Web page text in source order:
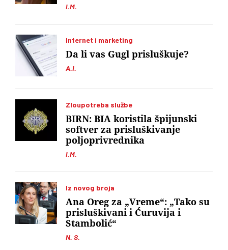
I.M.
Internet i marketing
A.I.
Da li vas Gugl prisluškuje?
Zloupotreba službe
I.M.
BIRN: BIA koristila špijunski
softver za prisluškivanje
poljoprivrednika
Iz novog broja
N. S.
Ana Oreg za „Vreme“: „Tako su
prisluškivani i Ćuruvija i
Stambolić“